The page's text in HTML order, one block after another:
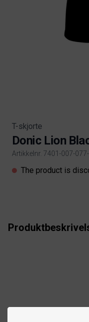
T-skjorte
Donic Lion
Artikkelnr. 7401-007-
Product information
The product is